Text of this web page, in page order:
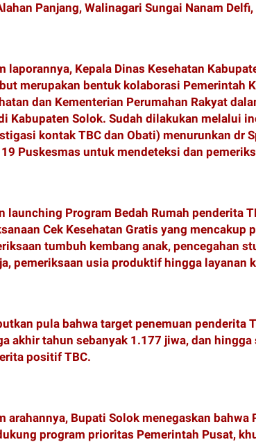
Panjang, Walinagari Sungai Nanam
laporannya, Kepala Dinas Kesehatan
merupakan bentuk kolaborasi Pemerintah
dan Kementerian Perumahan Rakyat
Kabupaten Solok. Sudah dilakukan melalui
kontak TBC dan Obati) menurunkan dr
19 Puskesmas untuk mendeteksi dan
launching Program Bedah Rumah penderita
Cek Kesehatan Gratis yang mencakup
tumbuh kembang anak, pencegahan
pemeriksaan usia produktif hingga layanan
pula bahwa target penemuan penderita
akhir tahun sebanyak 1.177 jiwa, dan
positif TBC.
arahannya, Bupati Solok menegaskan
program prioritas Pemerintah Pusat,